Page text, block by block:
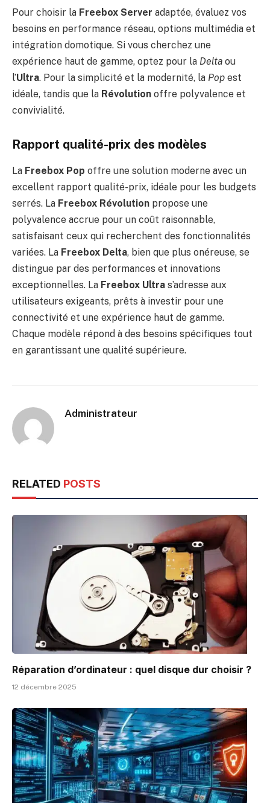
Pour choisir la Freebox Server adaptée, évaluez vos
besoins en performance réseau, options multimédia et
intégration domotique. Si vous cherchez une
expérience haut de gamme, optez pour la Delta ou
l’Ultra. Pour la simplicité et la modernité, la Pop est
idéale, tandis que la Révolution offre polyvalence et
convivialité.
Rapport qualité-prix des modèles
La Freebox Pop offre une solution moderne avec un
excellent rapport qualité-prix, idéale pour les budgets
serrés. La Freebox Révolution propose une
polyvalence accrue pour un coût raisonnable,
satisfaisant ceux qui recherchent des fonctionnalités
variées. La Freebox Delta, bien que plus onéreuse, se
distingue par des performances et innovations
exceptionnelles. La Freebox Ultra s’adresse aux
utilisateurs exigeants, prêts à investir pour une
connectivité et une expérience haut de gamme.
Chaque modèle répond à des besoins spécifiques tout
en garantissant une qualité supérieure.
Administrateur
RELATED POSTS
Réparation d’ordinateur : quel disque dur choisir ?
12 décembre 2025